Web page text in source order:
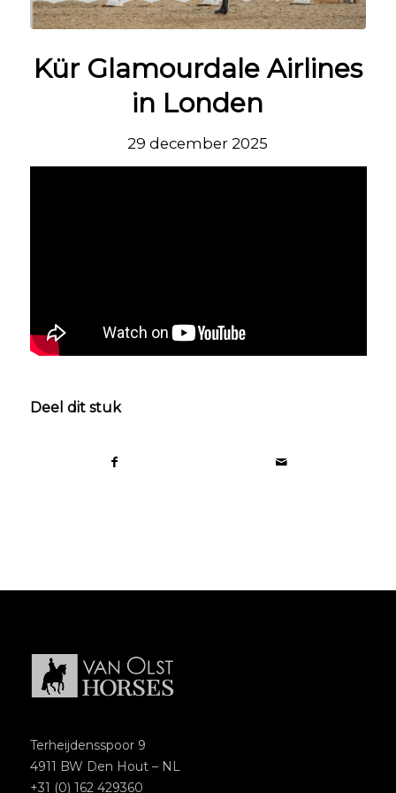
Kür Glamourdale Airlines
in Londen
29 december 2025
Deel dit stuk
Terheijdensspoor 9
4911 BW Den Hout – NL
+31 (0) 162 429360